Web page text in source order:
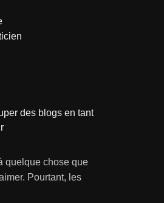
des blogs en tant
quelque chose que
Pourtant, les